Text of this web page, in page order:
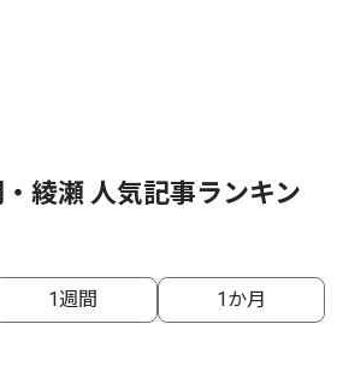
綾瀬 人気記事ランキン
1週間 1か月